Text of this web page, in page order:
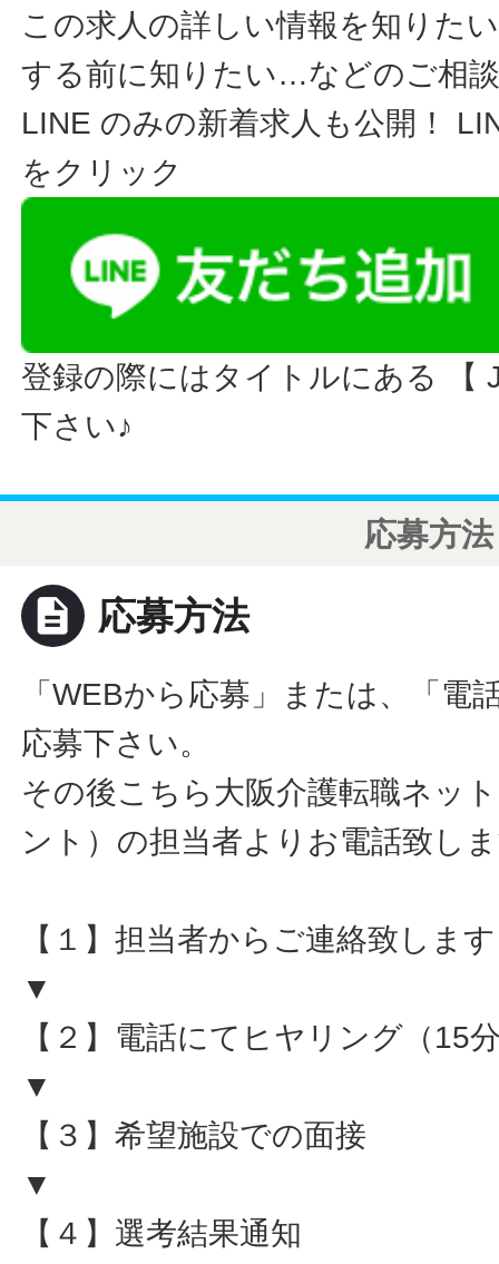
この求人の詳しい情報を知りた
する前に知りたい…などのご相
LINE のみの新着求人も公開！
をクリック
登録の際にはタイトルにある 【
下さい♪
応募方法
description 応募方法
「WEBから応募」または、「電
応募下さい。
その後こちら大阪介護転職ネッ
ント）の担当者よりお電話致し
【１】担当者からご連絡致します
▼
【２】電話にてヒヤリング（15
▼
【３】希望施設での面接
▼
【４】選考結果通知